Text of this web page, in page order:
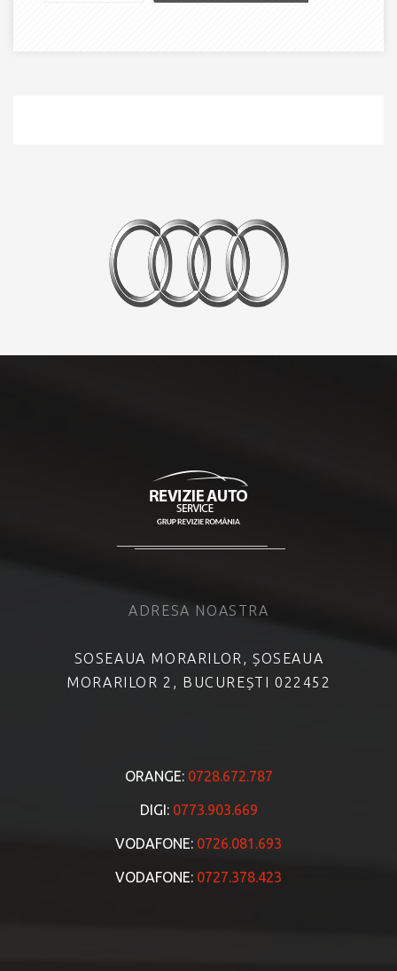
ADRESA NOASTRA
SOSEAUA MORARILOR, ȘOSEAUA
MORARILOR 2, BUCUREȘTI 022452
ORANGE:0728.672.787
DIGI:0773.903.669
VODAFONE: 0726.081.693
VODAFONE: 0727.378.423